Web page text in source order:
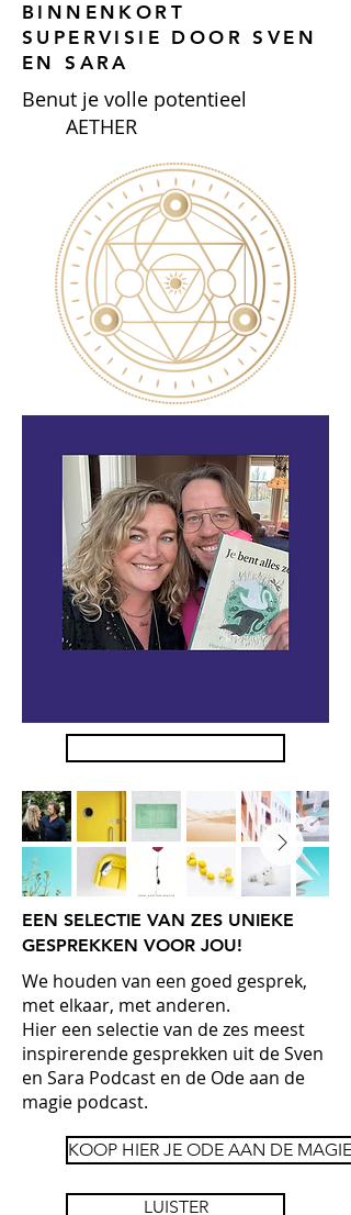
BINNENKORT
SUPERVISIE DOOR SVEN
EN SARA
Benut je volle potentieel
AETHER
EEN SELECTIE VAN ZES UNIEKE
GESPREKKEN VOOR JOU!
We houden van een goed gesprek,
met elkaar, met anderen.
Hier een selectie van de zes meest
inspirerende gesprekken uit de Sven
en Sara Podcast en de Ode aan de
magie podcast.
KOOP HIER JE ODE AAN DE MAGIE
LUISTER